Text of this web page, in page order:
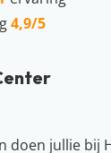
doen jullie bij
4,9/5